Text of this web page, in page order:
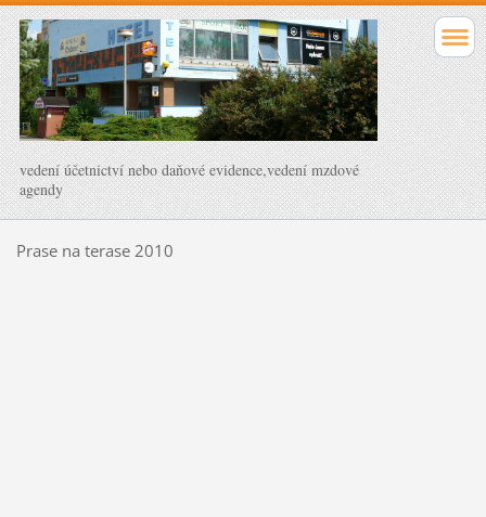
vedení účetnictví nebo daňové evidence,vedení mzdové
agendy
Prase na terase 2010